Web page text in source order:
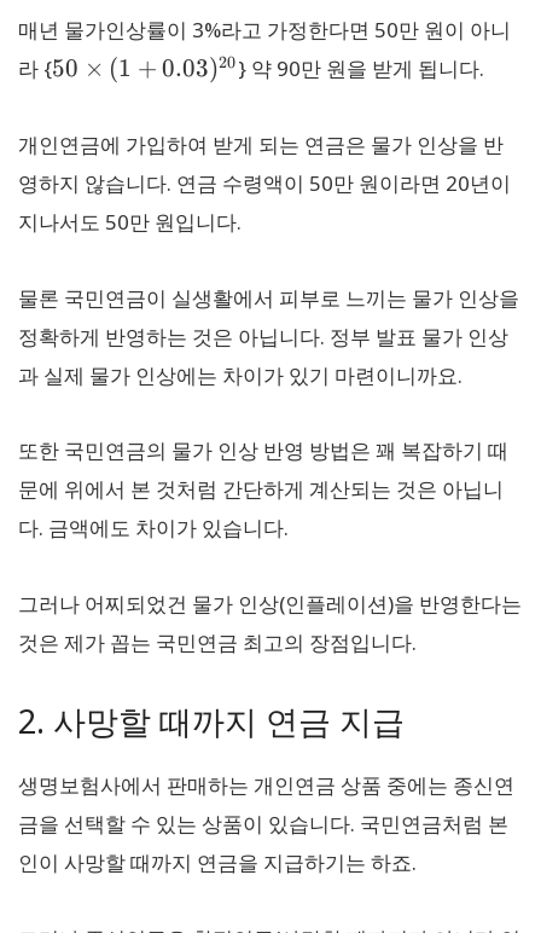
매년 물가인상률이 3%라고 가정한다면 50만 원이 아니
라 {50 × (1 + 0.03)20
50 \times (1+0.03)^{20}
50 × (1 + 0.03)20} 약 90만 원을 받게 됩니다.
개인연금에 가입하여 받게 되는 연금은 물가 인상을 반
영하지 않습니다. 연금 수령액이 50만 원이라면 20년이
지나서도 50만 원입니다.
물론 국민연금이 실생활에서 피부로 느끼는 물가 인상을
정확하게 반영하는 것은 아닙니다. 정부 발표 물가 인상
과 실제 물가 인상에는 차이가 있기 마련이니까요.
또한 국민연금의 물가 인상 반영 방법은 꽤 복잡하기 때
문에 위에서 본 것처럼 간단하게 계산되는 것은 아닙니
다. 금액에도 차이가 있습니다.
그러나 어찌되었건 물가 인상(인플레이션)을 반영한다는
것은 제가 꼽는 국민연금 최고의 장점입니다.
2. 사망할 때까지 연금 지급
생명보험사에서 판매하는 개인연금 상품 중에는 종신연
금을 선택할 수 있는 상품이 있습니다. 국민연금처럼 본
인이 사망할 때까지 연금을 지급하기는 하죠.